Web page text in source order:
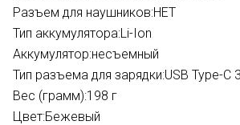
Разъем для наушников:НЕТ
Тип аккумулятора:Li-Ion
Аккумулятор:несъемный
Тип разъема для зарядки:USB Type-C
Вес (грамм):198 г
Цвет:Бежевый